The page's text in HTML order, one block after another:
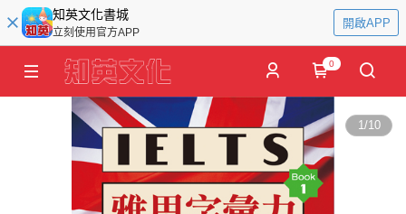
知英文化書城
立刻使用官方APP
開啟APP
0
1/10